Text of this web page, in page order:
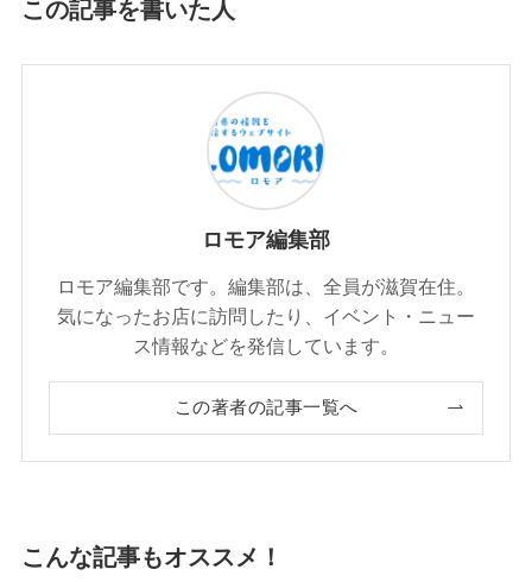
この記事を書いた人
ロモア編集部
ロモア編集部です。編集部は、全員が滋賀在住。
気になったお店に訪問したり、イベント・ニュー
ス情報などを発信しています。
この著者の記事一覧へ
こんな記事もオススメ！